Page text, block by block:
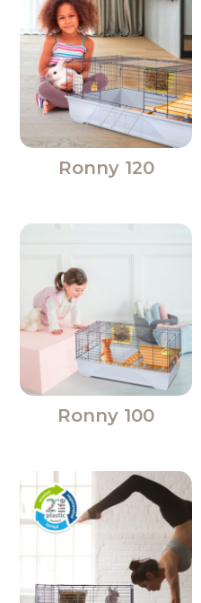
Ronny 120
Ronny 100